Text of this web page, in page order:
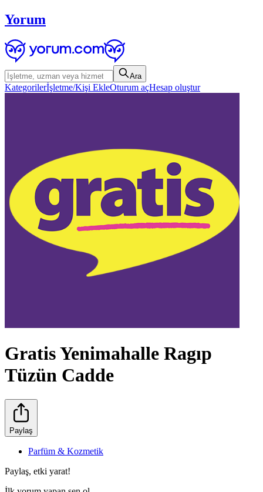
Yorum
Ara
Kategorilerİşletme/Kişi EkleOturum açHesap oluştur
Gratis Yenimahalle Ragıp
Tüzün Cadde
Paylaş
Parfüm & Kozmetik
Paylaş, etki yarat!